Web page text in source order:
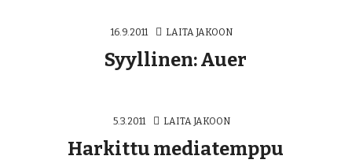
16.9.2011 LAITA JAKOON
Syyllinen: Auer
5.3.2011 LAITA JAKOON
Harkittu mediatemppu